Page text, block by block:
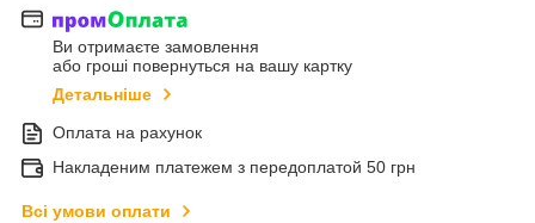
Ви отримаєте замовлення
або гроші повернуться на вашу картку
Детальніше
Оплата на рахунок
Накладеним платежем з передоплатой 50 грн
Всі умови оплати